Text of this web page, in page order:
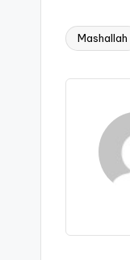
Etiquetas:
Mashallah